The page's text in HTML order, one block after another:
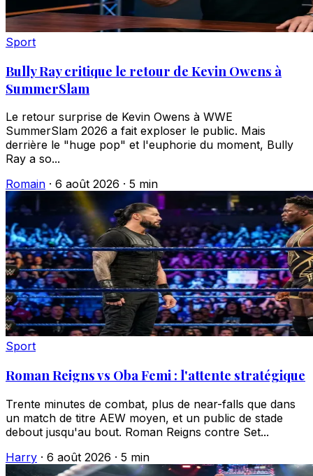
Sport
Bully Ray critique le retour de Kevin Owens à
SummerSlam
Le retour surprise de Kevin Owens à WWE
SummerSlam 2026 a fait exploser le public. Mais
derrière le "huge pop" et l'euphorie du moment, Bully
Ray a so...
Romain · 6 août 2026 · 5 min
Sport
Roman Reigns vs Oba Femi : l'attente stratégique
Trente minutes de combat, plus de near-falls que dans
un match de titre AEW moyen, et un public de stade
debout jusqu'au bout. Roman Reigns contre Set...
Harry · 6 août 2026 · 5 min